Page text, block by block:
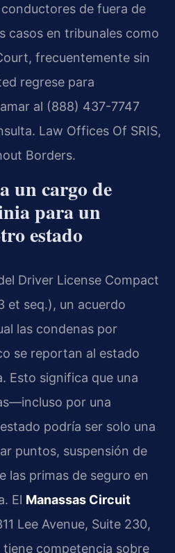
de fuera de
casos en tribunales como
frecuentemente sin
regrese para
al (888) 437-7747
Law Offices Of SRIS,
Borders.
un cargo de
para un
estado
Driver License Compact
et seq.), un acuerdo
las condenas por
se reportan al estado
Esto significa que una
por una
podría ser solo una
puntos, suspensión de
las primas de seguro en
El Manassas Circuit
Lee Avenue, Suite 230,
tiene competencia sobre